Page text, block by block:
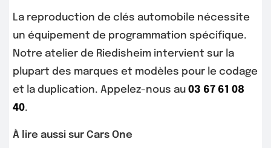
La reproduction de clés automobile nécessite
un équipement de programmation spécifique.
Notre atelier de Riedisheim intervient sur la
plupart des marques et modèles pour le codage
et la duplication. Appelez-nous au 03 67 61 08
40.
À lire aussi sur Cars One